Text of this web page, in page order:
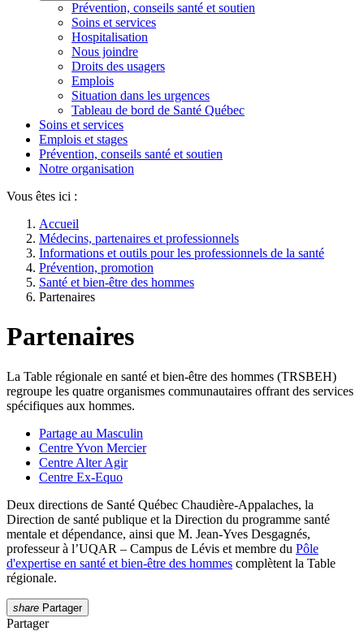
Prévention, conseils santé et soutien
Soins et services
Hospitalisation
Nous joindre
Droits des usagers
Emplois
Situation dans les urgences
Tableau de bord de Santé Québec
Soins et services
Emplois et stages
Prévention, conseils santé et soutien
Notre organisation
Vous êtes ici :
Accueil
Médecins, partenaires et professionnels
Informations et outils pour les professionnels de la santé
Prévention, promotion
Santé et bien-être des hommes
Partenaires
Partenaires
La Table régionale en santé et bien-être des hommes (TRSBEH)
regroupe les quatre organismes communautaires offrant des services
spécifiques aux hommes.
Partage au Masculin
Centre Yvon Mercier
Centre Alter Agir
Centre Ex-Equo
Deux directions de Santé Québec Chaudière-Appalaches, la
Direction de santé publique et la Direction du programme santé
mentale et dépendance, ainsi que M. Jean-Yves Desgagnés,
professeur à l’UQAR – Campus de Lévis et membre du Pôle
d'expertise en santé et bien-être des hommes complètent la Table
régionale.
share Partager
Partager